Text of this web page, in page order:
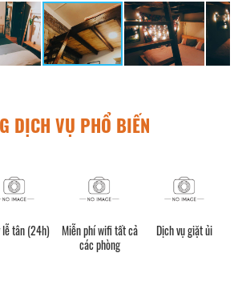
DỊCH VỤ PHỔ BIẾN
lễ tân (24h)
Miễn phí wifi tất cả
các phòng
Dịch vụ giặt ủi